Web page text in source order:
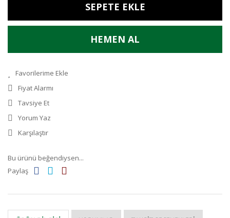
SEPETE EKLE
HEMEN AL
Fiyat Alarmı
Tavsiye Et
Yorum Yaz
Karşılaştır
Bu ürünü beğendiysen...
Paylaş